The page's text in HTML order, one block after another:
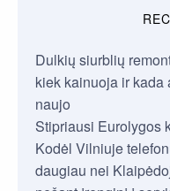
Dulkių siurblių
kiek kainuoja ir kada
naujo
Stipriausi Eurolygos
Kodėl Vilniuje
daugiau nei